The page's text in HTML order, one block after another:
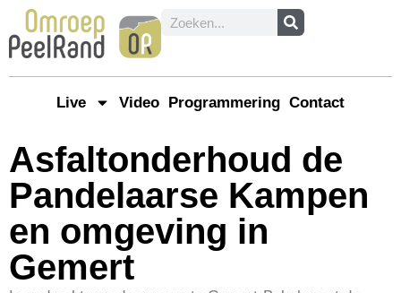
Live Video Programmering Contact
Asfaltonderhoud de
Pandelaarse Kampen
en omgeving in
Gemert